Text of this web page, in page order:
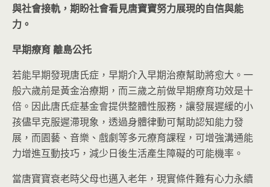
與社會接軌，期盼社會看見唐寶寶努力展現的自信與能
力。
早期療育離島公托
若能早期發現唐氏症，早期介入早期治療幫助將愈大。一
般六歲前是黃金治療期，而三歲之前做早期療育功效是十
倍。因此唐氏症基金會提供整體性服務，讓發展遲緩的小
孩儘早克服遲滯現象，透過身體律動可幫助認知能力發
展，而園藝、音樂、戲劇等多元療育課程，可增強溝通能
力增進互動技巧，減少日後生活產生障礙的可能機率。
當唐寶寶衰老時父母也邁入老年，現實條件難有心力永續